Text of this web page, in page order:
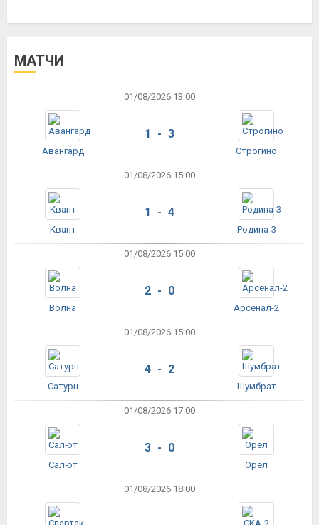
МАТЧИ
01/08/2026 13:00
Авангард
1 - 3
Строгино
01/08/2026 15:00
Квант
1 - 4
Родина-3
01/08/2026 15:00
Волна
2 - 0
Арсенал-2
01/08/2026 15:00
Сатурн
4 - 2
Шумбрат
01/08/2026 17:00
Салют
3 - 0
Орёл
01/08/2026 18:00